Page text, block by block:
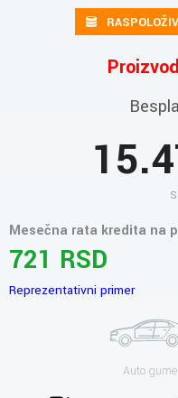
Mesečna rata kredita na
721 RSD
Reprezentativni primer
Auto gume